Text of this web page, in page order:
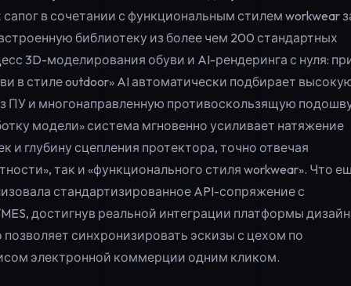
в сочетании с функциональным стилем workwear
библиотеку из более чем 200 стандартных
3D-моделирования обуви и AI-рендеринга с нуля:
в стиле outdoor» AI автоматически подбирает
ПУ и многонаправленную противоскользящую
модели» система мгновенно усиливает натяжение
и глубину сцепления протектора, точно отвечая
так и «функционального стиля workwear». Что
стандартизированное API-сопряжение с
достигнув реальной интеграции платформы
позволяет синхронизировать эскизы с цехом по
электронной коммерции одним кликом.